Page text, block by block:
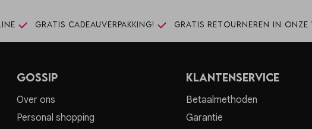
Gratis cadeauverpakking! Gratis retourneren in onze
Gossip
Over ons
Personal shopping
Klantenservice
Betaalmethoden
Garantie